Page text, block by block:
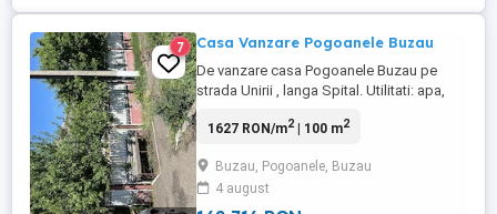
7 Casa Vanzare Pogoanele Buzau
De vanzare casa Pogoanele Buzau pe
strada Unirii , langa Spital. Utilitati: apa,
Casa caramida locuibila.
1627 RON/m2| 100 m2
Buzau, Pogoanele, Buzau
4 august